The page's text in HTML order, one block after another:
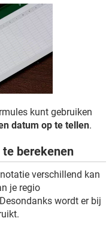
kunt gebruiken
datum op te tellen.
te berekenen
verschillend kan
je regio
wordt er bij